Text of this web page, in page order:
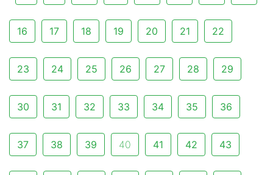
16 17 18 19 20 21 22
23 24 25 26 27 28 29
30 31 32 33 34 35 36
37 38 39 40 41 42 43